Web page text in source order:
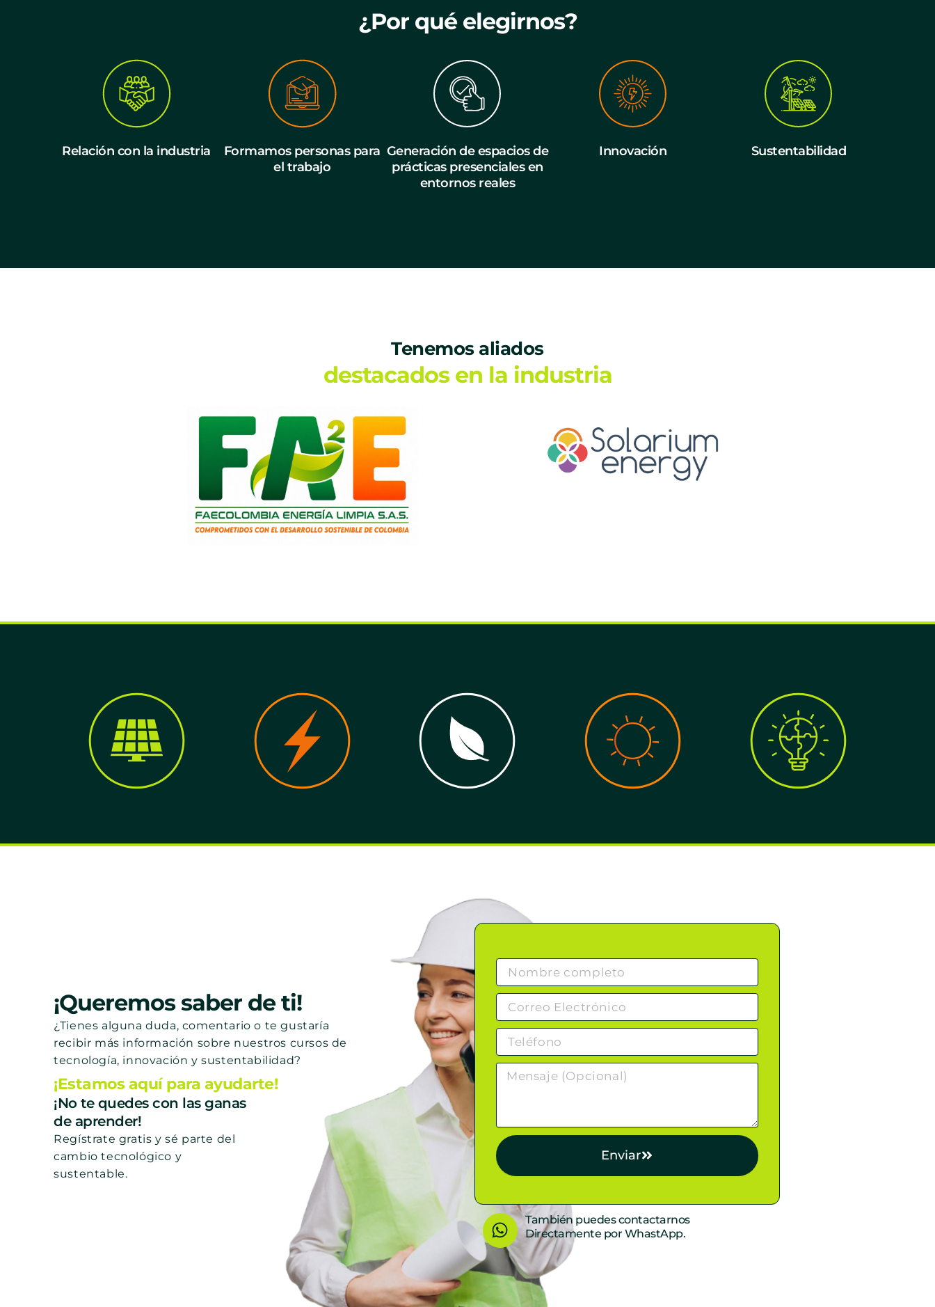
¿Por qué elegirnos?
Relación con la industria
Formamos personas para
el trabajo
Generación de espacios de
prácticas presenciales en
entornos reales
Innovación Sustentabilidad
Tenemos aliados
destacados en la industria
¡Queremos saber de ti!
¿Tienes alguna duda, comentario o te gustaría
recibir más información sobre nuestros cursos de
tecnología, innovación y sustentabilidad?
¡Estamos aquí para ayudarte!
¡No te quedes con las ganas
de aprender!
Regístrate gratis y sé parte del
cambio tecnológico y
sustentable.
Enviar
W
h
a
t
También puedes contactarnos
Directamente por WhastApp.